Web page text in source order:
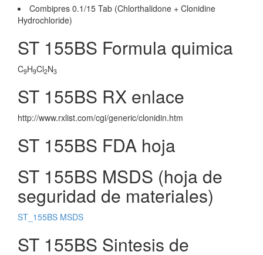
Combipres 0.1/15 Tab (Chlorthalidone + Clonidine
Hydrochloride)
ST 155BS Formula quimica
C9H9Cl2N3
ST 155BS RX enlace
http://www.rxlist.com/cgi/generic/clonidin.htm
ST 155BS FDA hoja
ST 155BS MSDS (hoja de
seguridad de materiales)
ST_155BS MSDS
ST 155BS Sintesis de